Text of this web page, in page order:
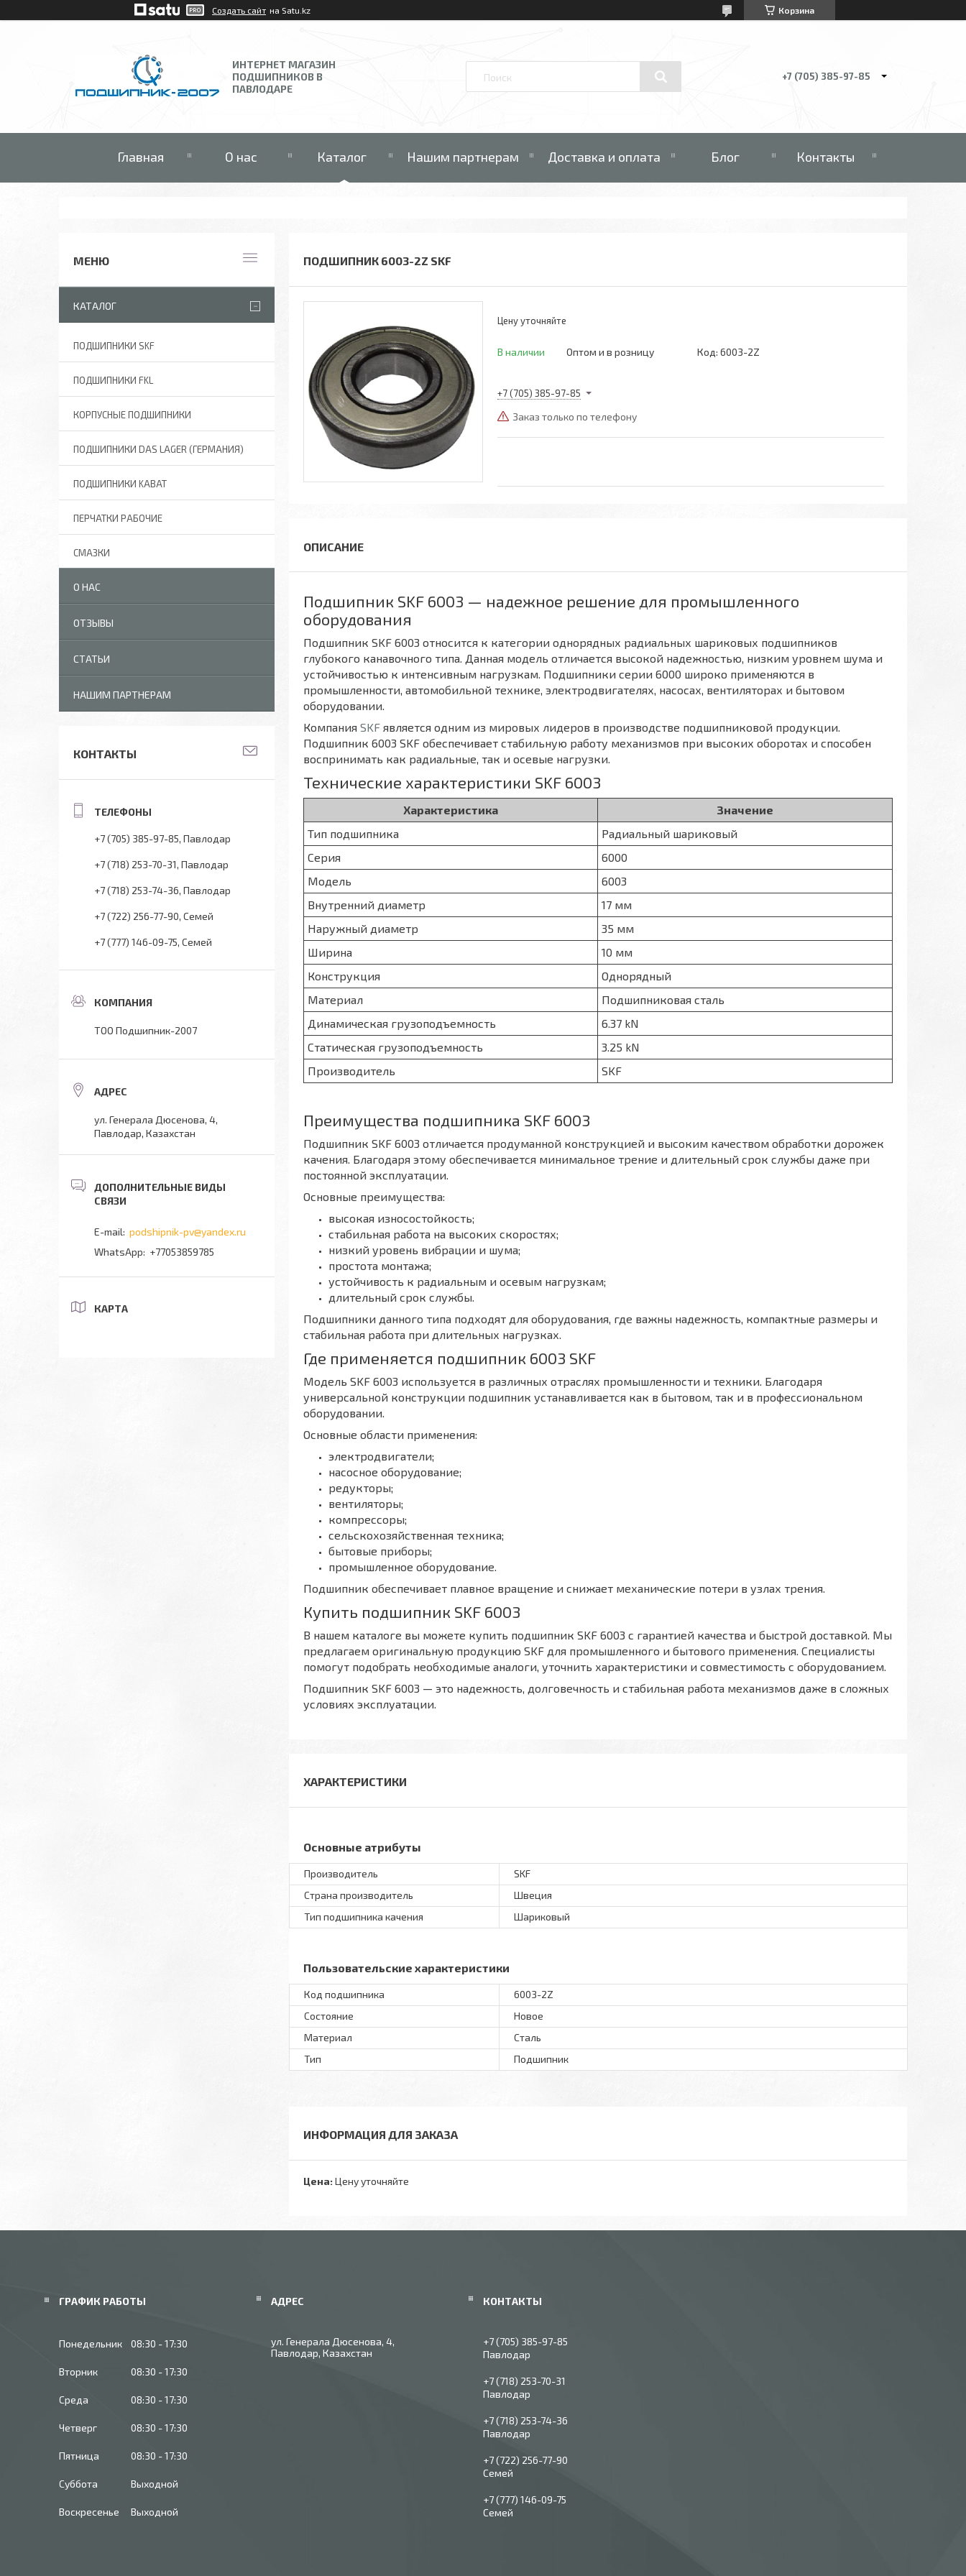
Создать сайт на Satu.kz Корзина
ИНТЕРНЕТ МАГАЗИН
ПОДШИПНИКОВ В
ПАВЛОДАРЕ
+7 (705) 385-97-85
Главная О нас Каталог Нашим партнерам Доставка и оплата Блог Контакты
ПОДШИПНИК 6003-2Z SKF
Цену уточняйте
В наличии Оптом и в розницу Код: 6003-2Z
+7 (705) 385-97-85
Заказ только по телефону
Подшипник SKF 6003 — надежное решение для промышленного
оборудования
Подшипник SKF 6003 относится к категории однорядных радиальных шариковых подшипников
глубокого канавочного типа. Данная модель отличается высокой надежностью, низким уровнем шума и
устойчивостью к интенсивным нагрузкам. Подшипники серии 6000 широко применяются в
промышленности, автомобильной технике, электродвигателях, насосах, вентиляторах и бытовом
оборудовании.
Компания SKF является одним из мировых лидеров в производстве подшипниковой продукции.
Подшипник 6003 SKF обеспечивает стабильную работу механизмов при высоких оборотах и способен
воспринимать как радиальные, так и осевые нагрузки.
Технические характеристики SKF 6003
Характеристика
Значение
Тип подшипника
Радиальный шариковый
Серия
6000
Модель
6003
Внутренний диаметр
17 мм
Наружный диаметр
35 мм
Ширина
10 мм
Конструкция
Однорядный
Материал
Подшипниковая сталь
Динамическая грузоподъемность
6.37 kN
Статическая грузоподъемность
3.25 kN
Производитель
SKF
Преимущества подшипника SKF 6003
Подшипник SKF 6003 отличается продуманной конструкцией и высоким качеством обработки дорожек
качения. Благодаря этому обеспечивается минимальное трение и длительный срок службы даже при
постоянной эксплуатации.
Основные преимущества:
высокая износостойкость;
стабильная работа на высоких скоростях;
низкий уровень вибрации и шума;
простота монтажа;
устойчивость к радиальным и осевым нагрузкам;
длительный срок службы.
Подшипники данного типа подходят для оборудования, где важны надежность, компактные размеры и
стабильная работа при длительных нагрузках.
Где применяется подшипник 6003 SKF
Модель SKF 6003 используется в различных отраслях промышленности и техники. Благодаря
универсальной конструкции подшипник устанавливается как в бытовом, так и в профессиональном
оборудовании.
Основные области применения:
электродвигатели;
насосное оборудование;
редукторы;
вентиляторы;
компрессоры;
сельскохозяйственная техника;
бытовые приборы;
промышленное оборудование.
Подшипник обеспечивает плавное вращение и снижает механические потери в узлах трения.
Купить подшипник SKF 6003
В нашем каталоге вы можете купить подшипник SKF 6003 с гарантией качества и быстрой доставкой. Мы
предлагаем оригинальную продукцию SKF для промышленного и бытового применения. Специалисты
помогут подобрать необходимые аналоги, уточнить характеристики и совместимость с оборудованием.
Подшипник SKF 6003 — это надежность, долговечность и стабильная работа механизмов даже в сложных
условиях эксплуатации.
ХАРАКТЕРИСТИКИ
Основные атрибуты
Производитель
SKF
Страна производитель
Швеция
Тип подшипника качения
Шариковый
Пользовательские характеристики
Код подшипника
6003-2Z
Состояние
Новое
Материал
Сталь
Тип
Подшипник
ИНФОРМАЦИЯ ДЛЯ ЗАКАЗА
Цена: Цену уточняйте
КАТАЛОГ
ПОДШИПНИКИ SKF
ПОДШИПНИКИ FKL
КОРПУСНЫЕ ПОДШИПНИКИ
ПОДШИПНИКИ DAS LAGER (ГЕРМАНИЯ)
ПОДШИПНИКИ KABAT
ПЕРЧАТКИ РАБОЧИЕ
СМАЗКИ
О НАС
ОТЗЫВЫ
СТАТЬИ
НАШИМ ПАРТНЕРАМ
КОНТАКТЫ
+7 (705) 385-97-85 Павлодар
+7 (718) 253-70-31 Павлодар
+7 (718) 253-74-36 Павлодар
+7 (722) 256-77-90 Семей
+7 (777) 146-09-75 Семей
ТОО Подшипник-2007
ул. Генерала Дюсенова, 4,
Павлодар, Казахстан
podshipnik-pv@yandex.ru
+77053859785
КАРТА
ГРАФИК РАБОТЫ
Понедельник 08:30 17:30
Вторник 08:30 17:30
Среда 08:30 17:30
Четверг 08:30 17:30
Пятница 08:30 17:30
Суббота Выходной
Воскресенье Выходной
ул. Генерала Дюсенова, 4,
Павлодар, Казахстан
+7 (705) 385-97-85
Павлодар
+7 (718) 253-70-31
Павлодар
+7 (718) 253-74-36
Павлодар
+7 (722) 256-77-90
Семей
+7 (777) 146-09-75
Семей